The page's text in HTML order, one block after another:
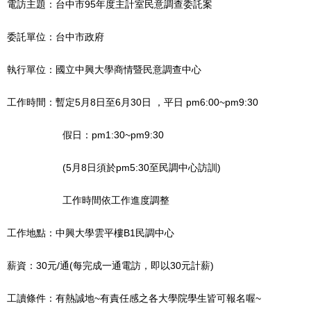
電訪主題：台中市95年度主計室民意調查委託案
委託單位：台中市政府
執行單位：國立中興大學商情暨民意調查中心
工作時間：暫定5月8日至6月30日 ，平日 pm6:00~pm9:30
假日：pm1:30~pm9:30
(5月8日須於pm5:30至民調中心訪訓)
工作時間依工作進度調整
工作地點：中興大學雲平樓B1民調中心
薪資：30元/通(每完成一通電訪，即以30元計薪)
工讀條件：有熱誠地~有責任感之各大學院學生皆可報名喔~